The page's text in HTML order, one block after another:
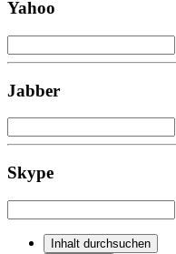
Yahoo
Jabber
Skype
Inhalt durchsuchen